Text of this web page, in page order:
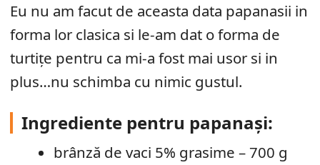
Eu nu am facut de aceasta data papanasii in
forma lor clasica si le-am dat o forma de
turtițe pentru ca mi-a fost mai usor si in
plus…nu schimba cu nimic gustul.
Ingrediente pentru papanași:
brânză de vaci 5% grasime – 700 g